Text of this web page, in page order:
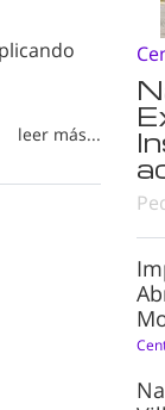
leer más...